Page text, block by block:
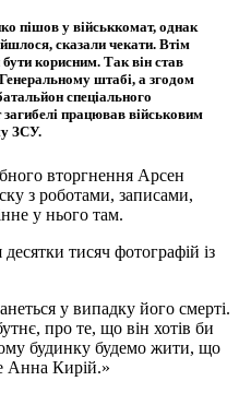
пішов у військкомат, однак
сказали чекати. Втім
корисним. Так він став
штабі, а згодом
спеціального
працював військовим
ЗСУ.
вторгнення Арсен
з роботами, записами,
у нього там.
тисяч фотографій із
у випадку його смерті.
про те, що він хотів би
будинку будемо жити, що
Анна Кирій.